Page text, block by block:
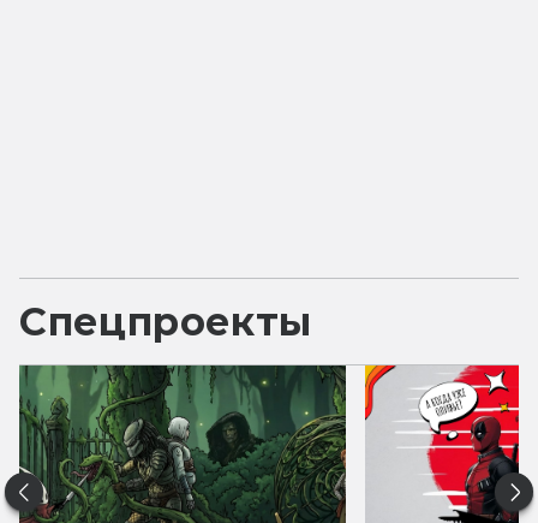
Спецпроекты